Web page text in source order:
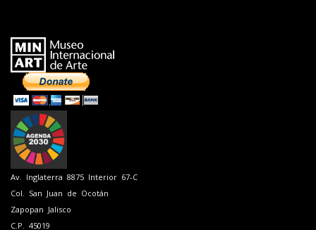
Av. Inglaterra 8875 Interior 67-C
Col. San Juan de Ocotán
Zapopan Jalisco
C.P. 45019